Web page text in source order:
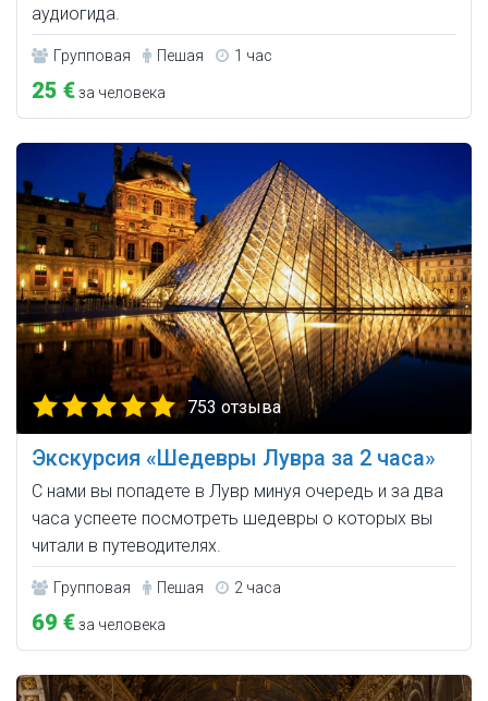
аудиогида.
Групповая Пешая 1 час
25 €за человека
753 отзыва
Экскурсия «Шедевры Лувра за 2 часа»
С нами вы попадете в Лувр минуя очередь и за два
часа успеете посмотреть шедевры о которых вы
читали в путеводителях.
Групповая Пешая 2 часа
69 €за человека